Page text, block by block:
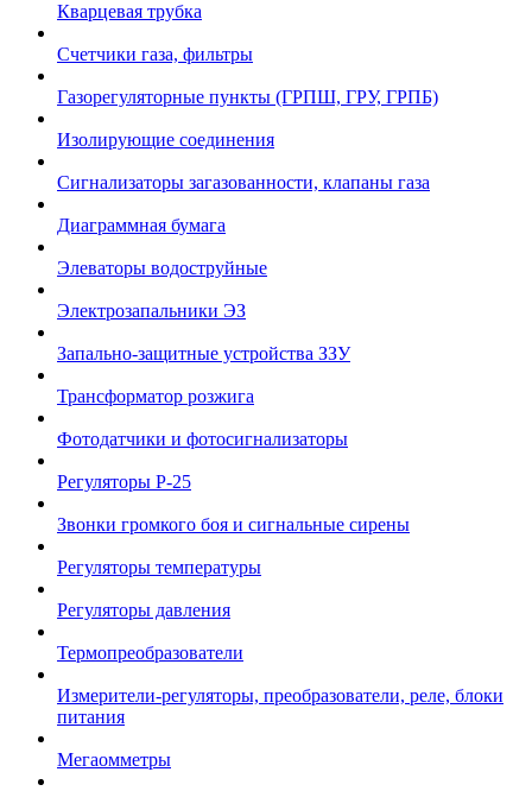
Кварцевая трубка
Счетчики газа, фильтры
Газорегуляторные пункты (ГРПШ, ГРУ, ГРПБ)
Изолирующие соединения
Сигнализаторы загазованности, клапаны газа
Диаграммная бумага
Элеваторы водоструйные
Электрозапальники ЭЗ
Запально-защитные устройства ЗЗУ
Трансформатор розжига
Фотодатчики и фотосигнализаторы
Регуляторы Р-25
Звонки громкого боя и сигнальные сирены
Регуляторы температуры
Регуляторы давления
Термопреобразователи
Измерители-регуляторы, преобразователи, реле, блоки
питания
Мегаомметры